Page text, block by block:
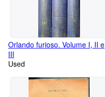
Orlando furioso. Volume I, II e
III
Used